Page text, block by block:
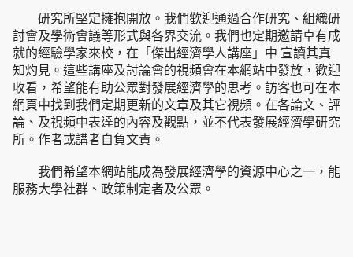
研究所堅定擁抱開放。我們歡迎通過合作研究、組織研
討會及學術會議等形式與各界交流。我們也定期邀請卓有成
就的經驗學家來校，在「傑出經濟學人講座」中 宣讀其真
知灼見。這些講座及討論會的視頻會在本網站中發放，歡迎
收看，希望能有助公眾對發展經濟學的思考。訪客也可在本
網頁中找到我們定期更新的文章及其它視頻。在各論文、評
論、及視頻中表達的內容及觀點，並不代表發展經濟學研究
所。作者或講者自負文責。
我們希望本網站能成為發展經濟學的資源中心之一，能
服務大學社群、政策制定者及公眾。